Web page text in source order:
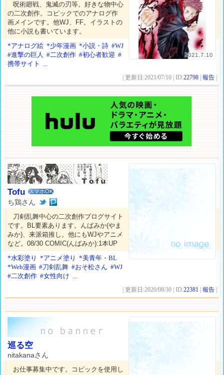
2021.7.10
呪術廻戦、鬼滅の刃等。好きな物中心
の二次創作。コピックでのアナログ作
画メインです。他WJ、FF。イラストの
他に小説も書いています。
*アナログ絵 *少年漫画 *小説・詩 #WJ
#進撃の巨人 #二次創作 #初心者歓迎 #
携帯サイト
...
| 更新日:2021/07/10 | ID:22798 |報告
Tofu スマホOK
ち鶏さん
刀剣乱舞中心の二次創作ブログサイト
です。BL要素あります。んばみか(やま
みか)、来派箱推し。他にもWJやアニメ
など。08/30 COMIC(んばみか):1本UP
*水彩塗り
*アニメ塗り
*美青年・BL
*Web漫画 #刀剣乱舞 #おそ松さん #WJ
#二次創作 #女性向け ...
| 更新日:2020/08/30 | ID:22381 |報告
巡る空
nitakanaさん
お仕事募集中です。コピックを使用し